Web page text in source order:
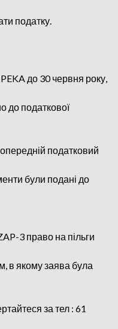
податку.
до 30 червня року,
до податкової
податковий
були подані до
3 право на пільги
в якому заява була
за тел : 61